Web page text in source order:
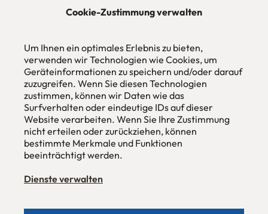
Cookie-Zustimmung verwalten
Um Ihnen ein optimales Erlebnis zu bieten,
verwenden wir Technologien wie Cookies, um
Geräteinformationen zu speichern und/oder darauf
zuzugreifen. Wenn Sie diesen Technologien
zustimmen, können wir Daten wie das
Surfverhalten oder eindeutige IDs auf dieser
Website verarbeiten. Wenn Sie Ihre Zustimmung
nicht erteilen oder zurückziehen, können
bestimmte Merkmale und Funktionen
beeinträchtigt werden.
Dienste verwalten
Individuelles Wohndesign
ohne Mehrpreis nach Maß
Hans Pinsel-Str. 1
im DreierHaus
85540Haar / München
089 / 420 44 535
Fax
089 / 456 00 646
E-Mail
mail@urbana-moebel.de
Öffnungszeiten des
Montag bis Freitag 09:30 — 18:30 Uhr
Samstag 09:30 -16:00 Uhr